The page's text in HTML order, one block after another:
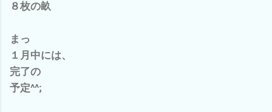
８枚の畝
まっ
１月中には、
完了の
予定^^;